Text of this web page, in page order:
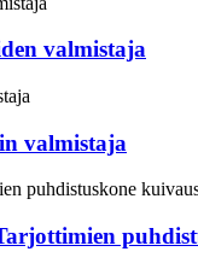
valmistaja
valmistaja